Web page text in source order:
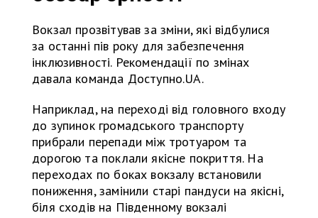
Вокзал прозвітував за зміни, які відбулися
за останні пів року для забезпечення
інклюзивності. Рекомендації по змінах
давала команда Доступно.UA.
Наприклад, на переході від головного входу
до зупинок громадського транспорту
прибрали перепади між тротуаром та
дорогою та поклали якісне покриття. На
переходах по боках вокзалу встановили
пониження, замінили старі пандуси на якісні,
біля сходів на Південному вокзалі